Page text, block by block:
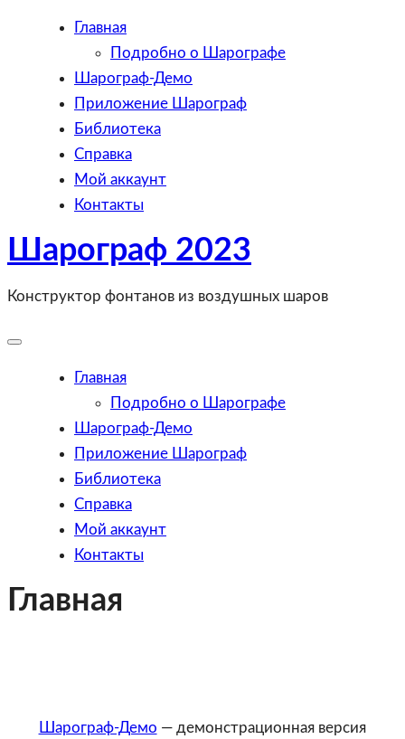
Главная
Подробно о Шарографе
Шарограф-Демо
Приложение Шарограф
Библиотека
Справка
Мой аккаунт
Контакты
to
content
Шарограф 2023
Конструктор фонтанов из воздушных шаров
Toggle
Главная
Подробно о Шарографе
Шарограф-Демо
Приложение Шарограф
Библиотека
Справка
Мой аккаунт
Контакты
Главная
Шарограф-Демо — демонстрационная версия